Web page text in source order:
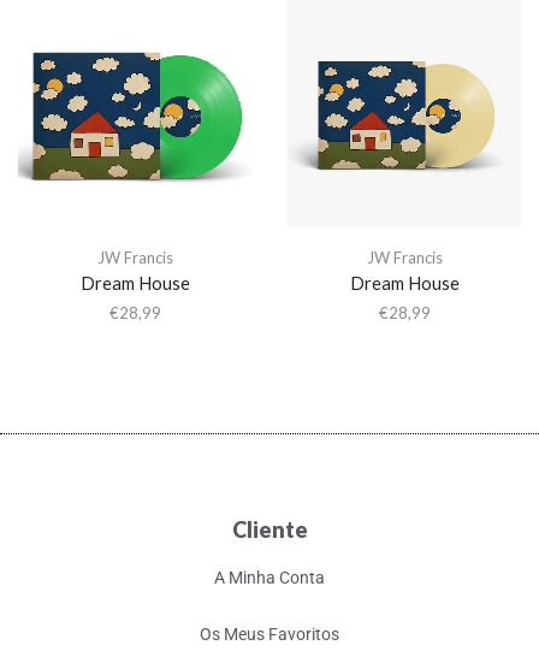
JW Francis
Dream House
€28,99
JW Francis
Dream House
€28,99
Cliente
A Minha Conta
Os Meus Favoritos